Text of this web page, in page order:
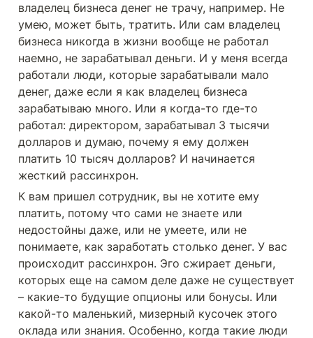
владелец бизнеса денег не трачу, например. Не
умею, может быть, тратить. Или сам владелец
бизнеса никогда в жизни вообще не работал
наемно, не зарабатывал деньги. И у меня всегда
работали люди, которые зарабатывали мало
денег, даже если я как владелец бизнеса
зарабатываю много. Или я когда-то где-то
работал: директором, зарабатывал 3 тысячи
долларов и думаю, почему я ему должен
платить 10 тысяч долларов? И начинается
жесткий рассинхрон.
К вам пришел сотрудник, вы не хотите ему
платить, потому что сами не знаете или
недостойны даже, или не умеете, или не
понимаете, как заработать столько денег. У вас
происходит рассинхрон. Эго сжирает деньги,
которых еще на самом деле даже не существует
– какие-то будущие опционы или бонусы. Или
какой-то маленький, мизерный кусочек этого
оклада или знания. Особенно, когда такие люди